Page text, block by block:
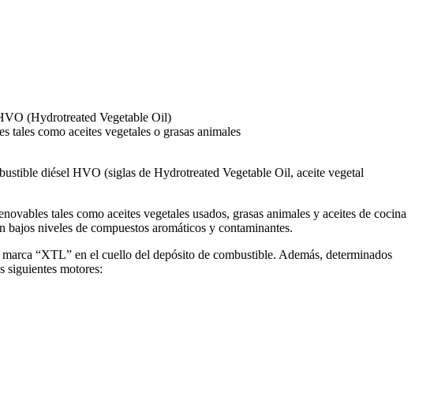
(Hydrotreated Vegetable Oil)
como aceites vegetales o grasas animales
diésel HVO (siglas de Hydrotreated Vegetable Oil, aceite vegetal
tales como aceites vegetales usados, grasas animales y aceites de cocina
niveles de compuestos aromáticos y contaminantes.
“XTL” en el cuello del depósito de combustible. Además, determinados
motores: